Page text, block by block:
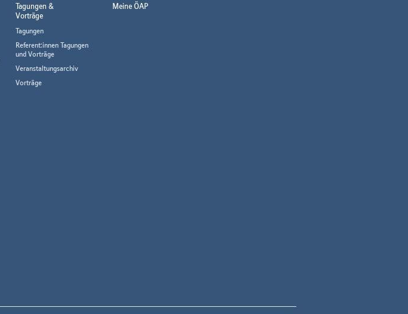
Tagungen &
Vorträge
Tagungen
Referent:innen Tagungen
und Vorträge
Veranstaltungsarchiv
Vorträge
Meine ÖAP